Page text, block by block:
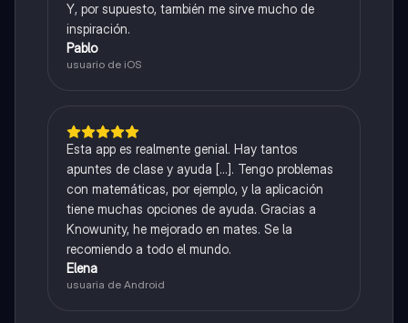
Y, por supuesto, también me sirve mucho de
inspiración.
Pablo
usuario de iOS
Esta app es realmente genial. Hay tantos
apuntes de clase y ayuda [...]. Tengo problemas
con matemáticas, por ejemplo, y la aplicación
tiene muchas opciones de ayuda. Gracias a
Knowunity, he mejorado en mates. Se la
recomiendo a todo el mundo.
Elena
usuaria de Android